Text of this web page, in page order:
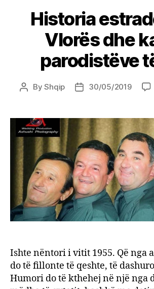
Historia
Vlorës dhe
parodistëve
PostByShqip
Post30/05/2019
Ishte nëntori i vitit 1955. Që nga
do të fillonte të qeshte, të
Humori do të kthehej në një nga